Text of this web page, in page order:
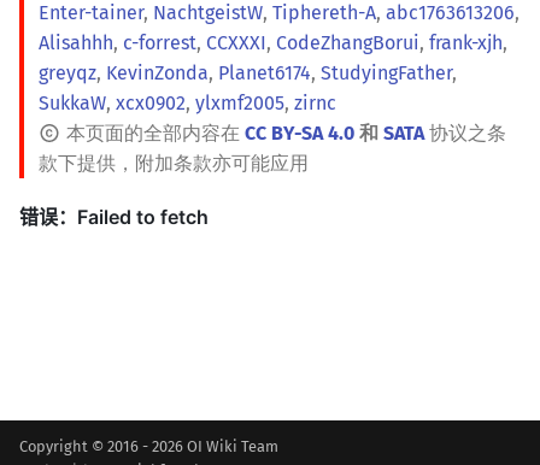
Enter-tainer, NachtgeistW, Tiphereth-A, abc1763613206,
Alisahhh, c-forrest, CCXXXI, CodeZhangBorui, frank-xjh,
greyqz, KevinZonda, Planet6174, StudyingFather,
SukkaW, xcx0902, ylxmf2005, zirnc
本页面的全部内容在 CC BY-SA 4.0 和 SATA协议之条
款下提供，附加条款亦可能应用
Copyright © 2016 - 2026 OI Wiki Team